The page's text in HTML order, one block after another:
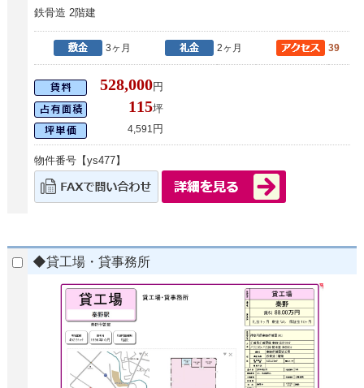
鉄骨造 2階建
3ヶ月 2ヶ月 39
528,000円
115坪
4,591 円
物件番号【ys477】
◆貸工場・貸事務所